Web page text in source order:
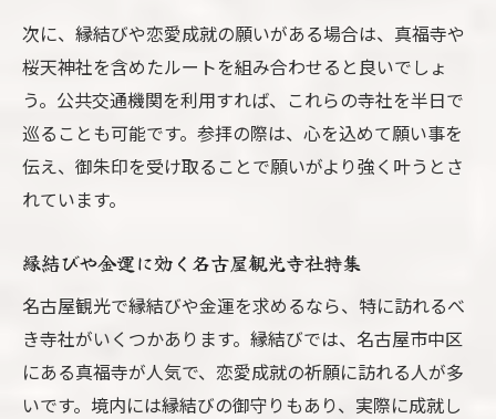
次に、縁結びや恋愛成就の願いがある場合は、真福寺や
桜天神社を含めたルートを組み合わせると良いでしょ
う。公共交通機関を利用すれば、これらの寺社を半日で
巡ることも可能です。参拝の際は、心を込めて願い事を
伝え、御朱印を受け取ることで願いがより強く叶うとさ
れています。
縁結びや金運に効く名古屋観光寺社特集
名古屋観光で縁結びや金運を求めるなら、特に訪れるべ
き寺社がいくつかあります。縁結びでは、名古屋市中区
にある真福寺が人気で、恋愛成就の祈願に訪れる人が多
いです。境内には縁結びの御守りもあり、実際に成就し